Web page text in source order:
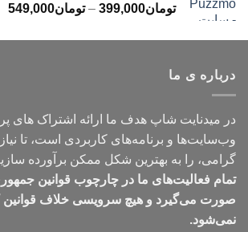
تومان399,000
– تومان549,000
درباره ی ما
در میدنایت شاپ هدف ما ارائه اشتراک های
وب‌سایت‌ها و برنامه‌های کاربردی است، تا
گرامی، را به بهترین شکل ممکن برآورده
تمام فعالیت‌های ما در چارچوب قوانین
صورت می‌گیرد و هیچ سرویسی خلاف قوانین
نمی‌شود.